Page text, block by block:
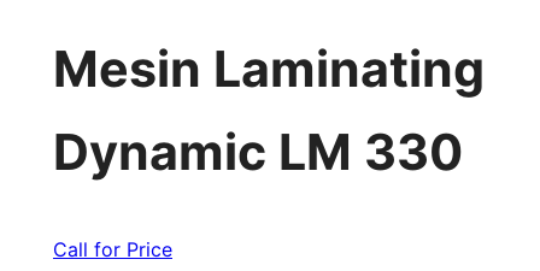
Mesin Laminating
Dynamic LM 330
Call for Price